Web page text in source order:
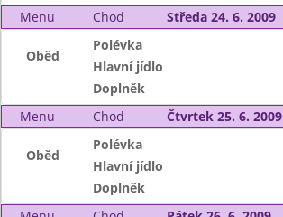
Menu
Chod Středa 24. 6. 2009
Oběd
Polévka
Hlavní jídlo
Doplněk
Menu
Chod Čtvrtek 25. 6. 2009
Oběd
Polévka
Hlavní jídlo
Doplněk